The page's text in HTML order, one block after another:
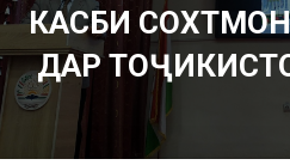
КАСБИ
ДАР